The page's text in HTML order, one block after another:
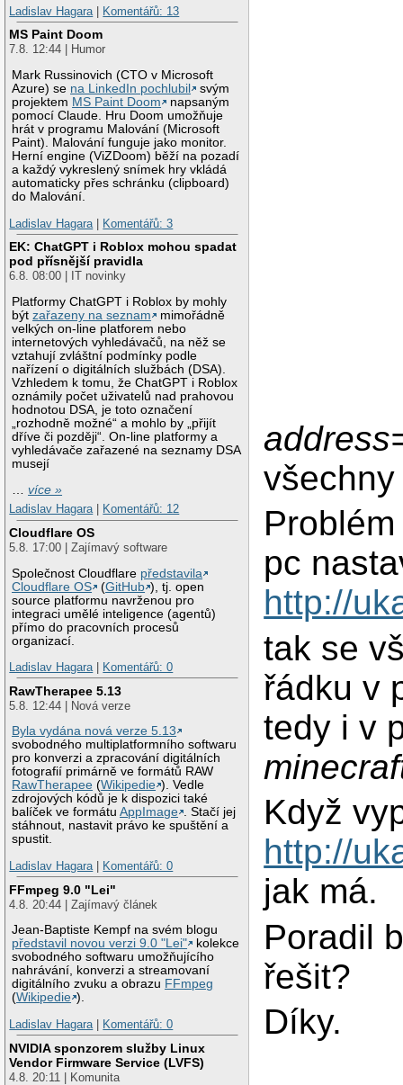
Ladislav Hagara
Komentářů: 13
MS Paint Doom
7.8. 12:44 | Humor
Mark Russinovich (CTO v Microsoft
Azure) se na LinkedIn pochlubil
svým
projektem MS Paint Doom
napsaným
pomocí Claude. Hru Doom umožňuje
hrát v programu Malování (Microsoft
Paint). Malování funguje jako monitor.
Herní engine (ViZDoom) běží na pozadí
a každý vykreslený snímek hry vkládá
automaticky přes schránku (clipboard)
do Malování.
Ladislav Hagara
Komentářů: 3
EK: ChatGPT i Roblox mohou spadat
pod přísnější pravidla
6.8. 08:00 | IT novinky
Platformy ChatGPT i Roblox by mohly
býtzařazeny na seznam
mimořádně
velkých on-line platforem nebo
internetových vyhledávačů, na něž se
vztahují zvláštní podmínky podle
nařízení o digitálních službách (DSA).
Vzhledem k tomu, že ChatGPT i Roblox
oznámily počet uživatelů nad prahovou
hodnotou DSA, je toto označení
„rozhodně možné“ a mohlo by „přijít
dříve či později“. On-line platformy a
vyhledávače zařazené na seznamy DSA
musejí
…více »
Ladislav Hagara| Komentářů: 12
Cloudflare OS
5.8. 17:00 | Zajímavý software
Společnost Cloudflare představila
Cloudflare OS
(GitHub ), tj. open
source platformu navrženou pro
integraci umělé inteligence (agentů)
přímo do pracovních procesů
organizací.
Ladislav Hagara| Komentářů: 0
RawTherapee 5.13
5.8. 12:44 | Nová verze
Byla vydána nová verze 5.13
svobodného multiplatformního softwaru
pro konverzi a zpracování digitálních
fotografií primárně ve formátů RAW
RawTherapee (Wikipedie ). Vedle
zdrojových kódů je k dispozici také
balíček ve formátuAppImage . Stačí jej
stáhnout, nastavit právo ke spuštění a
spustit.
Ladislav Hagara| Komentářů: 0
FFmpeg 9.0 "Lei"
4.8. 20:44 | Zajímavý článek
Jean-Baptiste Kempf na svém blogu
představil novou verzi 9.0 "Lei"
kolekce
svobodného softwaru umožňujícího
nahrávání, konverzi a streamovaní
digitálního zvuku a obrazu FFmpeg
(Wikipedie ).
Ladislav Hagara| Komentářů: 0
NVIDIA sponzorem služby Linux
Vendor Firmware Service (LVFS)
4.8. 20:11 | Komunita
pc
http://
tak se
řádku v
tedy i v
Když
http://
jak má.
Poradil
řešit?
Díky.